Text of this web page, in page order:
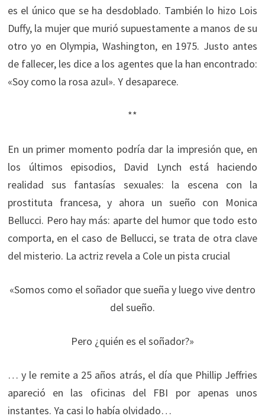
es el único que se ha desdoblado. También lo hizo Lois
Duffy, la mujer que murió supuestamente a manos de su
otro yo en Olympia, Washington, en 1975. Justo antes
de fallecer, les dice a los agentes que la han encontrado:
«Soy como la rosa azul». Y desaparece.
**
En un primer momento podría dar la impresión que, en
los últimos episodios, David Lynch está haciendo
realidad sus fantasías sexuales: la escena con la
prostituta francesa, y ahora un sueño con Monica
Bellucci. Pero hay más: aparte del humor que todo esto
comporta, en el caso de Bellucci, se trata de otra clave
del misterio. La actriz revela a Cole un pista crucial
«Somos como el soñador que sueña y luego vive dentro
del sueño.
Pero ¿quién es el soñador?»
… y le remite a 25 años atrás, el día que Phillip Jeffries
apareció en las oficinas del FBI por apenas unos
instantes. Ya casi lo había olvidado…